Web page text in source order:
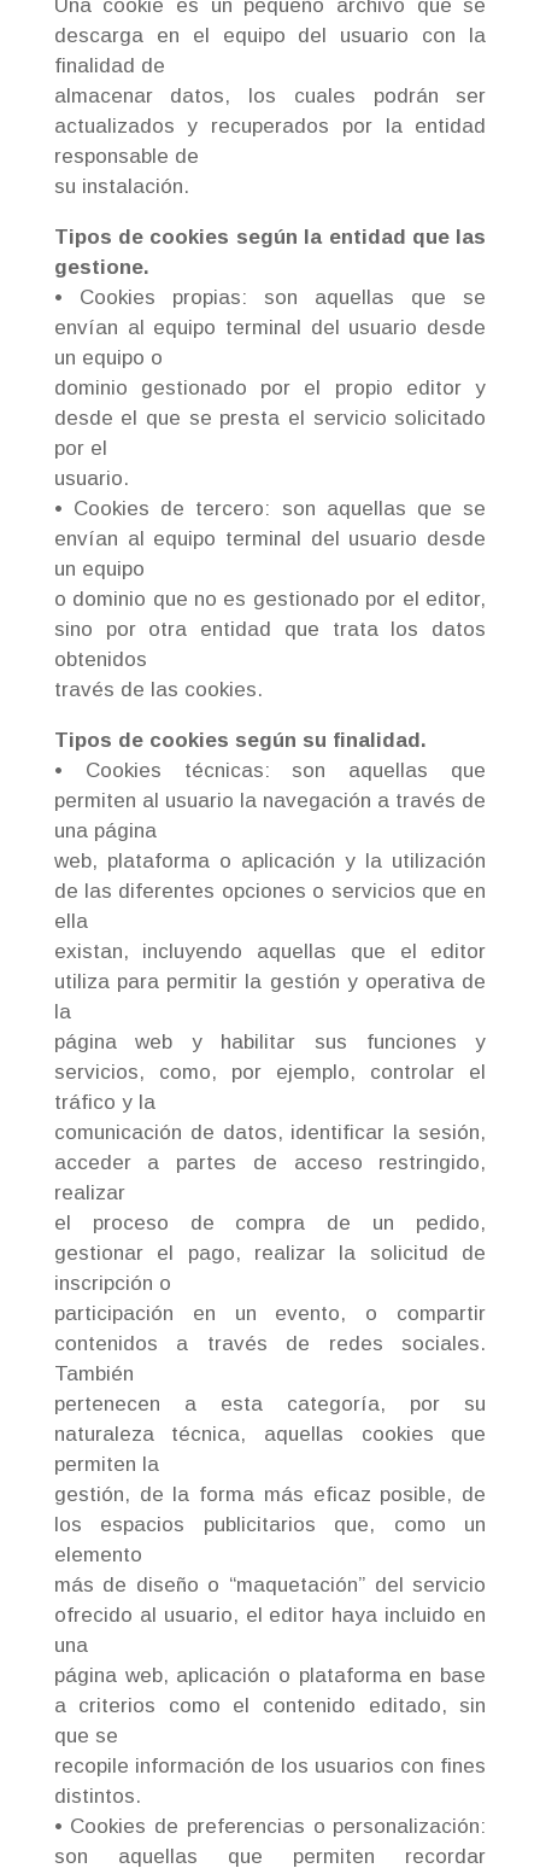
Una cookie es un pequeño archivo que se
descarga en el equipo del usuario con la
finalidad de
almacenar datos, los cuales podrán ser
actualizados y recuperados por la entidad
responsable de
su instalación.
Tipos de cookies según la entidad que las
gestione.
• Cookies propias: son aquellas que se
envían al equipo terminal del usuario desde
un equipo o
dominio gestionado por el propio editor y
desde el que se presta el servicio solicitado
por el
usuario.
• Cookies de tercero: son aquellas que se
envían al equipo terminal del usuario desde
un equipo
o dominio que no es gestionado por el editor,
sino por otra entidad que trata los datos
obtenidos
través de las cookies.
Tipos de cookies según su finalidad.
• Cookies técnicas: son aquellas que
permiten al usuario la navegación a través de
una página
web, plataforma o aplicación y la utilización
de las diferentes opciones o servicios que en
ella
existan, incluyendo aquellas que el editor
utiliza para permitir la gestión y operativa de
la
página web y habilitar sus funciones y
servicios, como, por ejemplo, controlar el
tráfico y la
comunicación de datos, identificar la sesión,
acceder a partes de acceso restringido,
realizar
el proceso de compra de un pedido,
gestionar el pago, realizar la solicitud de
inscripción o
participación en un evento, o compartir
contenidos a través de redes sociales.
También
pertenecen a esta categoría, por su
naturaleza técnica, aquellas cookies que
permiten la
gestión, de la forma más eficaz posible, de
los espacios publicitarios que, como un
elemento
más de diseño o “maquetación” del servicio
ofrecido al usuario, el editor haya incluido en
una
página web, aplicación o plataforma en base
a criterios como el contenido editado, sin
que se
recopile información de los usuarios con fines
distintos.
• Cookies de preferencias o personalización:
son aquellas que permiten recordar